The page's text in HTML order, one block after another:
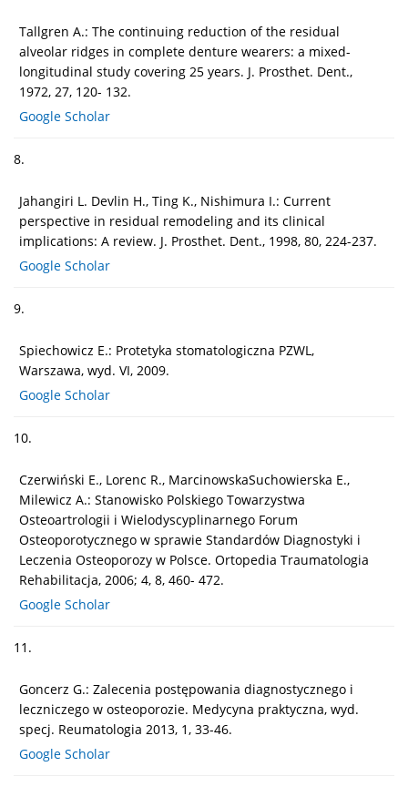
Tallgren A.: The continuing reduction of the residual
alveolar ridges in complete denture wearers: a mixed-
longitudinal study covering 25 years. J. Prosthet. Dent.,
1972, 27, 120- 132.
Google Scholar
8.
Jahangiri L. Devlin H., Ting K., Nishimura I.: Current
perspective in residual remodeling and its clinical
implications: A review. J. Prosthet. Dent., 1998, 80, 224-237.
Google Scholar
9.
Spiechowicz E.: Protetyka stomatologiczna PZWL,
Warszawa, wyd. VI, 2009.
Google Scholar
10.
Czerwiński E., Lorenc R., MarcinowskaSuchowierska E.,
Milewicz A.: Stanowisko Polskiego Towarzystwa
Osteoartrologii i Wielodyscyplinarnego Forum
Osteoporotycznego w sprawie Standardów Diagnostyki i
Leczenia Osteoporozy w Polsce. Ortopedia Traumatologia
Rehabilitacja, 2006; 4, 8, 460- 472.
Google Scholar
11.
Goncerz G.: Zalecenia postępowania diagnostycznego i
leczniczego w osteoporozie. Medycyna praktyczna, wyd.
specj. Reumatologia 2013, 1, 33-46.
Google Scholar